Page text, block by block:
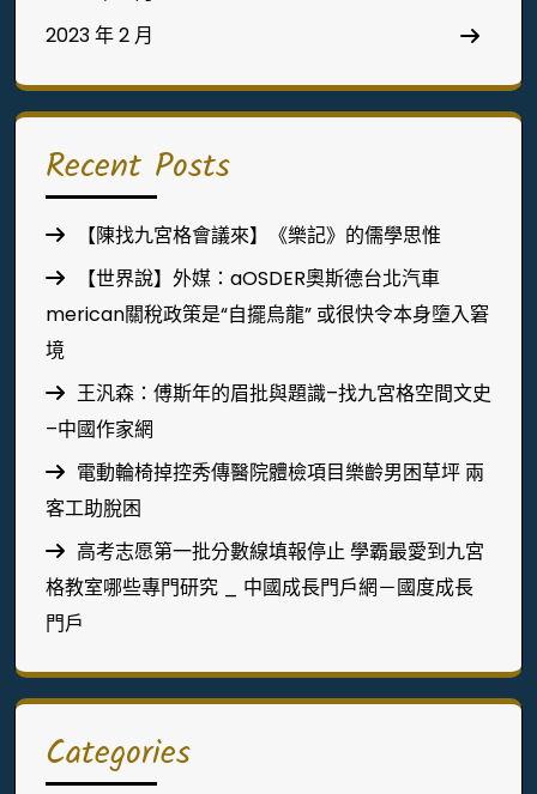
2023 年 2 月
Recent Posts
【陳找九宮格會議來】《樂記》的儒學思惟
【世界說】外媒：aOSDER奧斯德台北汽車
merican關稅政策是“自擺烏龍” 或很快令本身墮入窘
境
王汎森：傅斯年的眉批與題識–找九宮格空間文史
–中國作家網
電動輪椅掉控秀傳醫院體檢項目樂齡男困草坪 兩
客工助脫困
高考志愿第一批分數線填報停止 學霸最愛到九宮
格教室哪些專門研究 _ 中國成長門戶網－國度成長
門戶
Categories